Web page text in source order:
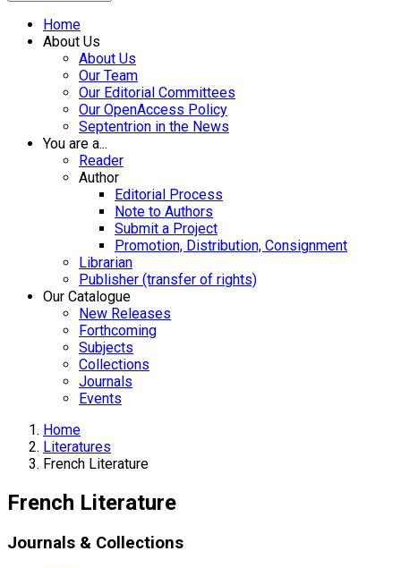
Home
About Us
About Us
Our Team
Our Editorial Committees
Our OpenAccess Policy
Septentrion in the News
You are a...
Reader
Author
Editorial Process
Note to Authors
Submit a Project
Promotion, Distribution, Consignment
Librarian
Publisher (transfer of rights)
Our Catalogue
New Releases
Forthcoming
Subjects
Collections
Journals
Events
Home
Literatures
French Literature
French Literature
Journals & Collections